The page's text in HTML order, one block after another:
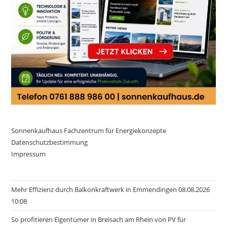
Sonnenkaufhaus Fachzentrum für Energiekonzepte
Datenschutzbestimmung
Impressum
Mehr Effizienz durch Balkonkraftwerk in Emmendingen 08.08.2026
10:08
So profitieren Eigentümer in Breisach am Rhein von PV für